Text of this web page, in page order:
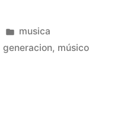
Publicado
en
musica
generacion, músico